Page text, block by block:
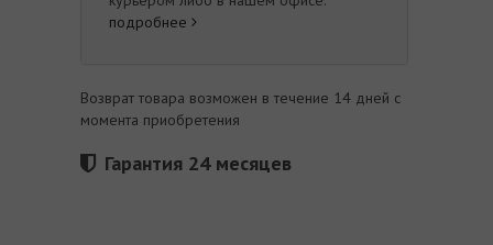
подробнее
Возврат товара возможен в течение 14 дней с
момента приобретения
Гарантия 24 месяцев